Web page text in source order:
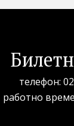
телефон:
рабoтно